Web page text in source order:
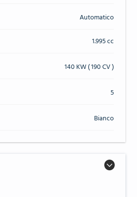
Automatico
1.995 cc
140 KW ( 190 CV )
5
Bianco